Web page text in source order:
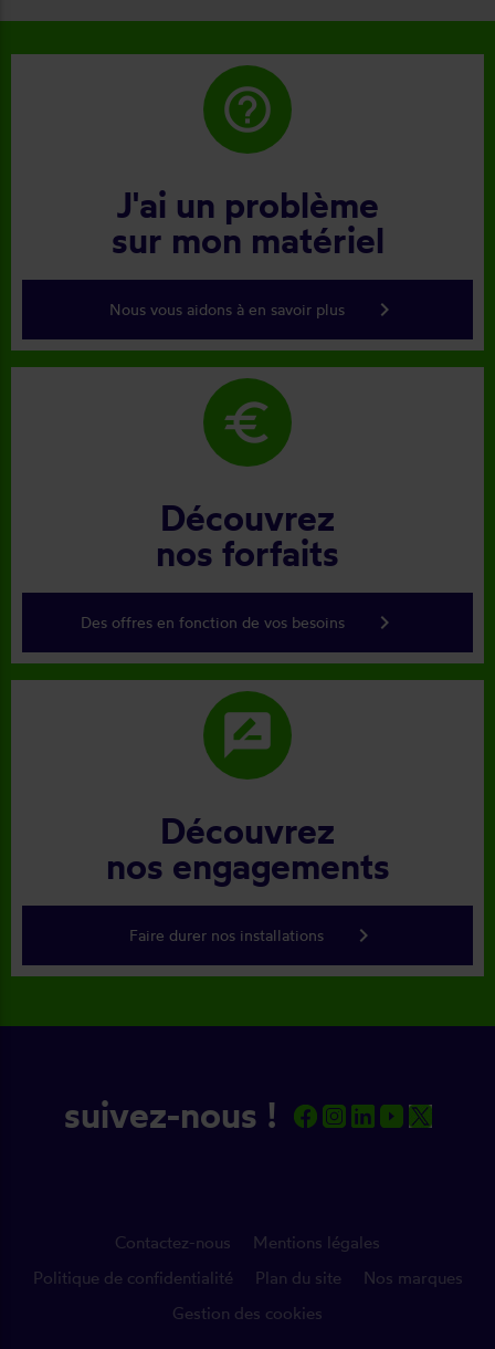
help_outline
J'ai un problème
sur mon matériel
Nous vous aidons à en savoir plus keyboard_arrow_right
euro
Découvrez
nos forfaits
Des offres en fonction de vos besoins keyboard_arrow_right
rate_review
Découvrez
nos engagements
Faire durer nos installations keyboard_arrow_right
suivez-nous !
Contactez-nous
Mentions légales
Politique de confidentialité
Plan du site
Nos marques
Gestion des cookies